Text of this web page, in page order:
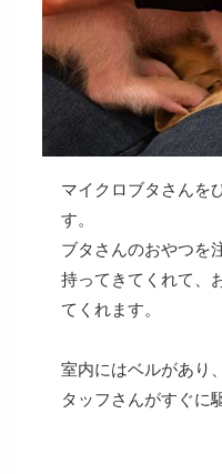
マイクロブタさんを
す。
ブタさんのおやつを
持ってきてくれて、
てくれます。
室内にはベルがあり
タッフさんがすぐに